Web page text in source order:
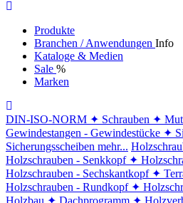
Produkte
Branchen / Anwendungen Info
Kataloge & Medien
Sale %
Marken
DIN-ISO-NORM ✦ Schrauben ✦
Gewindestangen - Gewindestücke ✦
Sicherungsscheiben mehr...
Holzschrauben - Senkkopf ✦
Holzschrauben - Sechskantkopf ✦
Holzschrauben - Rundkopf ✦
Holzbau ✦ Dachprogramm ✦